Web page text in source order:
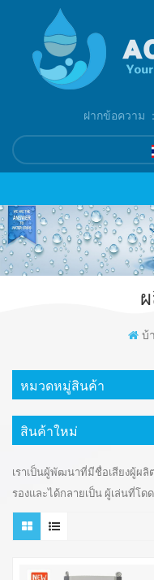
ฝากข้อความ ：
บ้
หมวดหมู่สินค้า
สินค้าใหม่
เราเป็นผู้พัฒนาที่มีชื่อเสียงผู้ผ
รองและได้กลายเป็น ผู้เล่นที่โด